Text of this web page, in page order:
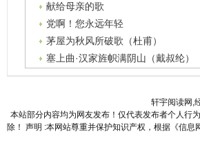
献给母亲的歌
党啊！您永远年轻
茅屋为秋风所破歌（杜甫）
塞上曲·汉家旌帜满阴山（戴叔纶）
轩宇阅读网,
本站部分内容均为网友发布！仅代表发布者个人行
除！ 声明 :本网站尊重并保护知识产权，根据《信